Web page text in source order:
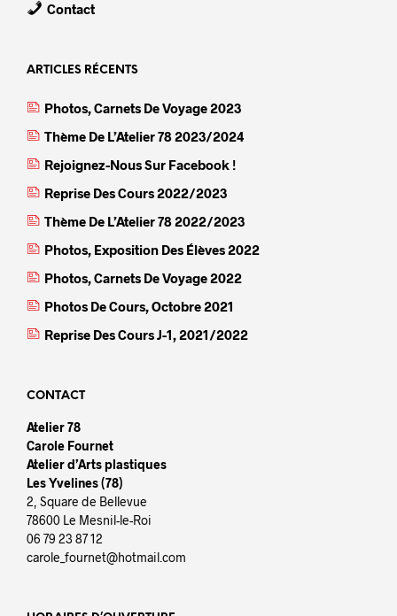
Contact
ARTICLES RÉCENTS
Photos, Carnets De Voyage 2023
Thème De L’Atelier 78 2023/2024
Rejoignez-Nous Sur Facebook !
Reprise Des Cours 2022/2023
Thème De L’Atelier 78 2022/2023
Photos, Exposition Des Élèves 2022
Photos, Carnets De Voyage 2022
Photos De Cours, Octobre 2021
Reprise Des Cours J-1, 2021/2022
CONTACT
Atelier 78
Carole Fournet
Atelier d’Arts plastiques
Les Yvelines (78)
2, Square de Bellevue
78600 Le Mesnil-le-Roi
06 79 23 87 12
carole_fournet@hotmail.com